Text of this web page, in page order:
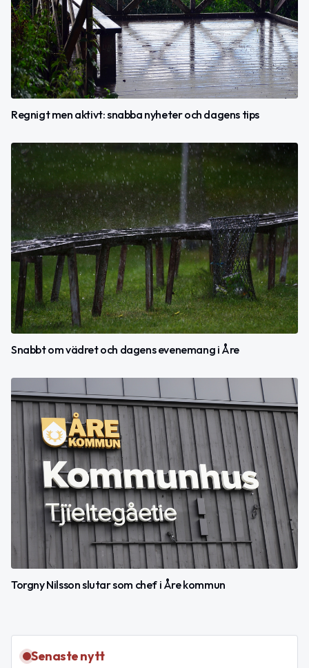
Regnigt men aktivt: snabba nyheter och dagens tips
Snabbt om vädret och dagens evenemang i Åre
Torgny Nilsson slutar som chef i Åre kommun
Senaste nytt